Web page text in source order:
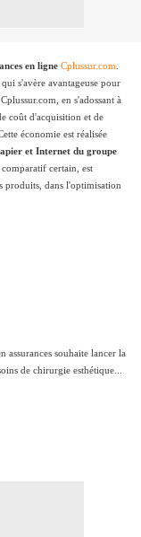
en ligne Cplussur.com
s'avère avantageuse pour
en s'adossant à
coût d'acquisition et de
économie est réalisée
et Internet du groupe
comparatif certain, est
produits, dans l'optimisation
souhaite lancer la
de chirurgie esthétique...